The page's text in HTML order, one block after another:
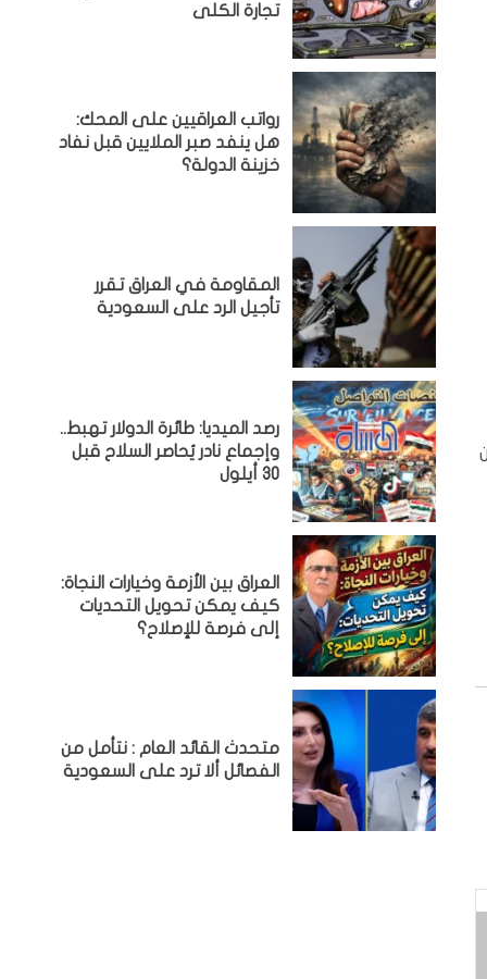
تجارة الكلى
رواتب العراقيين على المحك:
هل ينفد صبر الملايين قبل نفاد
خزينة الدولة؟
المقاومة في العراق تقرر
تأجيل الرد على السعودية
رصد الميديا: طائرة الدولار تهبط..
وإجماع نادر يُحاصر السلاح قبل
30 أيلول
العراق بين الأزمة وخيارات النجاة:
كيف يمكن تحويل التحديات
إلى فرصة للإصلاح؟
متحدث القائد العام : نتأمل من
الفصائل ألا ترد على السعودية